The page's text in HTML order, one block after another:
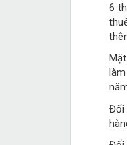
6
Đối